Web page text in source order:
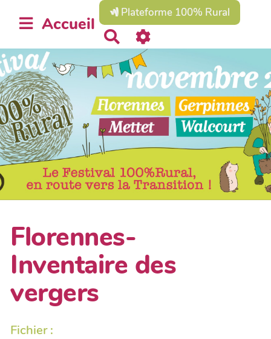
Accueil
Plateforme 100% Rural
e
c
h
e
r
c
r
Florennes-
Inventaire des
vergers
Fichier :